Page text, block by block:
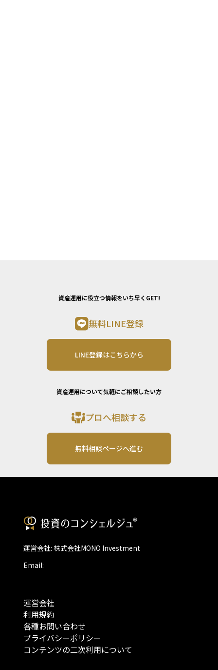
資産運用に役立つ情報をいち早くGET!
無料LINE登録
LINE登録はこちらから
資産運用について気軽にご相談したい方
プロへ相談する
無料相談ページへ進む
運営会社: 株式会社MONO Investment
Email:
運営会社
利用規約
各種お問い合わせ
プライバシーポリシー
コンテンツの二次利用について